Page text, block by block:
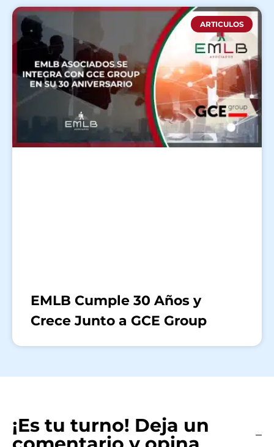
ARTICULOS
EMLB Cumple 30 Años y
Crece Junto a GCE Group
¡Es tu turno! Deja un